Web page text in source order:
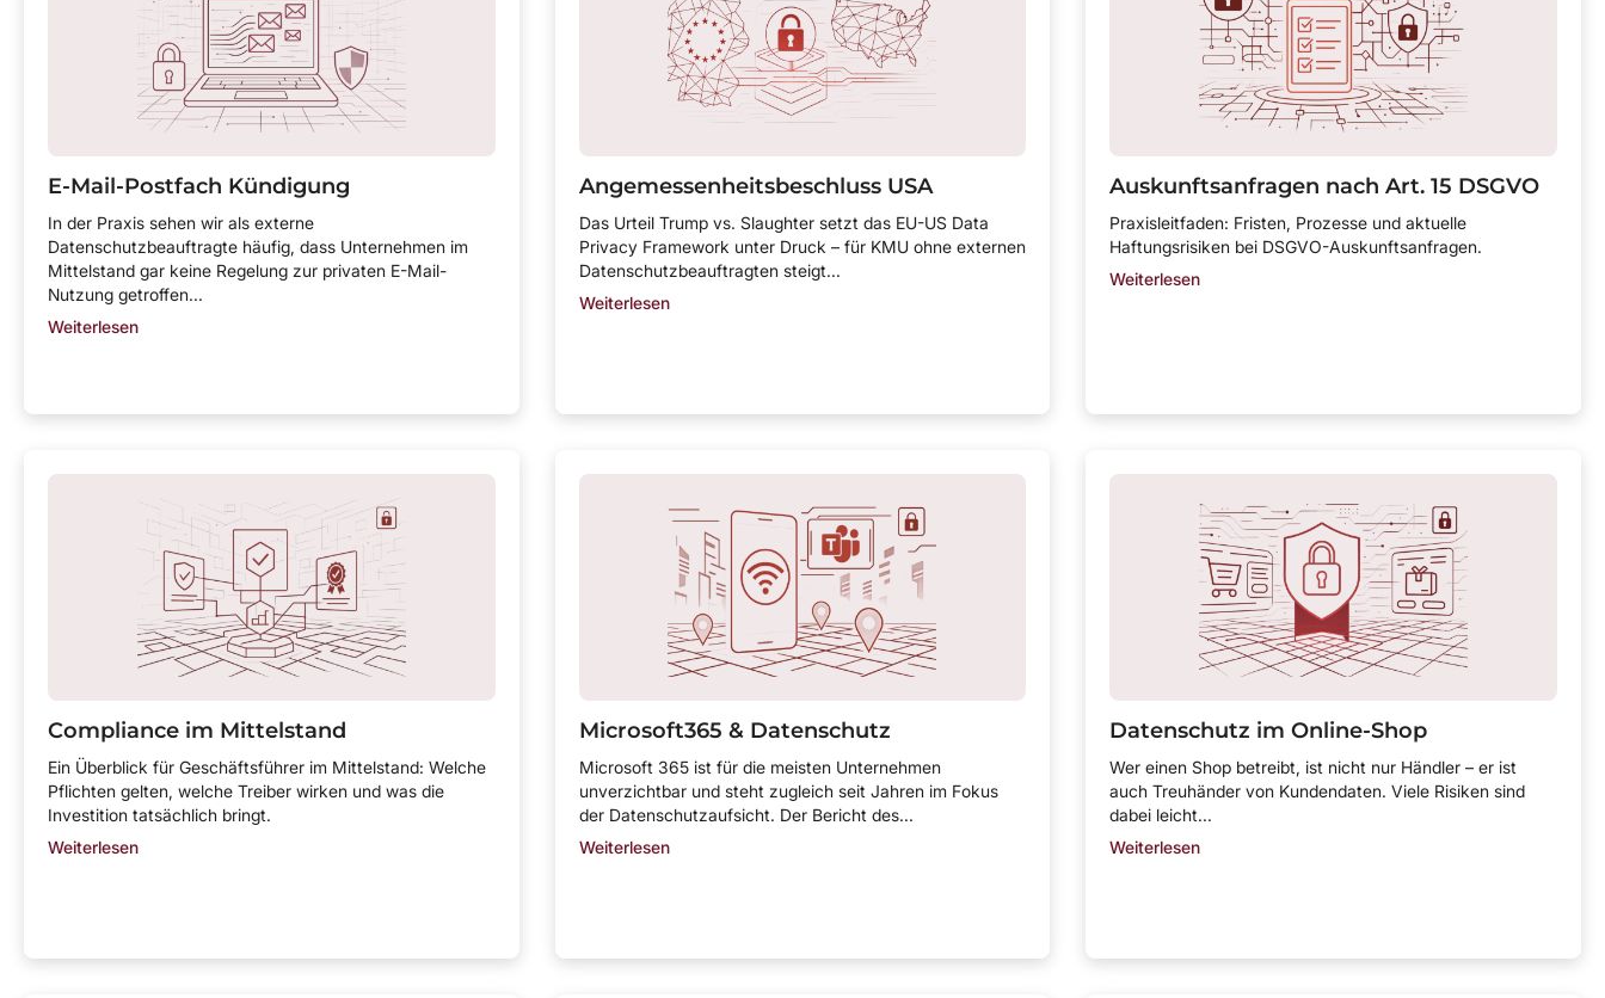
E-Mail-Postfach Kündigung
In der Praxis sehen wir als externe
Datenschutzbeauftragte häufig, dass Unternehmen im
Mittelstand gar keine Regelung zur privaten E-Mail-
Nutzung getroffen...
Weiterlesen
Angemessenheitsbeschluss USA
Das Urteil Trump vs. Slaughter setzt das EU-US Data
Privacy Framework unter Druck – für KMU ohne externen
Datenschutzbeauftragten steigt...
Weiterlesen
Auskunftsanfragen nach Art. 15 DSGVO
Praxisleitfaden: Fristen, Prozesse und aktuelle
Haftungsrisiken bei DSGVO-Auskunftsanfragen.
Weiterlesen
Compliance im Mittelstand
Ein Überblick für Geschäftsführer im Mittelstand: Welche
Pflichten gelten, welche Treiber wirken und was die
Investition tatsächlich bringt.
Weiterlesen
Microsoft365 & Datenschutz
Microsoft 365 ist für die meisten Unternehmen
unverzichtbar und steht zugleich seit Jahren im Fokus
der Datenschutzaufsicht. Der Bericht des...
Weiterlesen
Datenschutz im Online-Shop
Wer einen Shop betreibt, ist nicht nur Händler – er ist
auch Treuhänder von Kundendaten. Viele Risiken sind
dabei leicht...
Weiterlesen